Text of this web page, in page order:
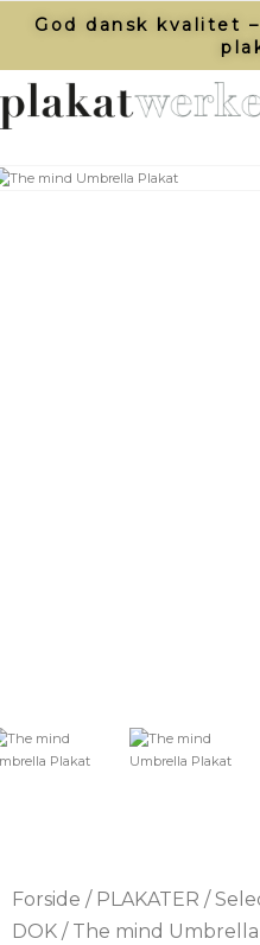
God dansk kvalitet
Forside / PLAKATER /
DOK / The mind